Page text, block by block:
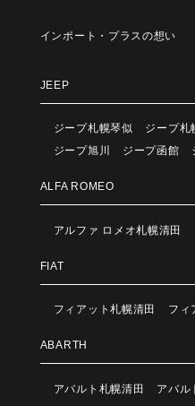
インポート・プラスの想い
JEEP
ジープ札幌琴似 ジープ札
ジープ旭川
ジープ函館
ALFA ROMEO
アルファ ロメオ札幌清田
FIAT
フィアット札幌清田 フィ
ABARTH
アバルト札幌清田 アバル